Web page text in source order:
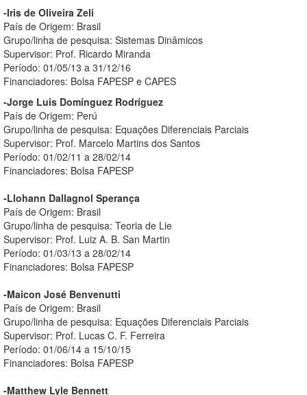
-Iris de Oliveira Zeli
País de Origem: Brasil
Grupo/linha de pesquisa: Sistemas Dinâmicos
Supervisor: Prof. Ricardo Miranda
Período: 01/05/13 a 31/12/16
Financiadores: Bolsa FAPESP e CAPES
-Jorge Luis Domínguez Rodríguez
País de Origem: Perú
Grupo/linha de pesquisa: Equações Diferenciais Parciais
Supervisor: Prof. Marcelo Martins dos Santos
Período: 01/02/11 a 28/02/14
Financiadores: Bolsa FAPESP
-Llohann Dallagnol Sperança
País de Origem: Brasil
Grupo/linha de pesquisa: Teoria de Lie
Supervisor: Prof. Luiz A. B. San Martin
Período: 01/03/13 a 28/02/14
Financiadores: Bolsa FAPESP
-Maicon José Benvenutti
País de Origem: Brasil
Grupo/linha de pesquisa: Equações Diferenciais Parciais
Supervisor: Prof. Lucas C. F. Ferreira
Período: 01/06/14 a 15/10/15
Financiadores: Bolsa FAPESP
-Matthew Lyle Bennett